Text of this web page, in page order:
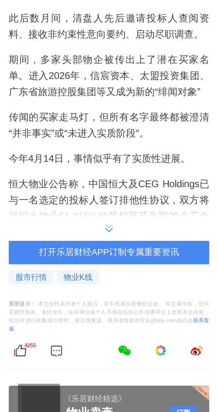
此后数月间，清盘人先后邀请投标人查阅资
料、接收非约束性意向要约、启动尽职调查。
期间，多家头部物企被传出上了潜在买家名
单。进入2026年，信宸资本、太盟投资集团、
广东省旅游控股集团等又成为新的“绯闻对象”
传闻的买家走马灯，但所有名字最终都被澄清
“并非事实”或“未进入实质阶段”。
今年4月14日，事情似乎有了实质性进展。
恒大物业公告称，中国恒大及CEG Holdings已
与一名选定的投标人签订排他性协议，双方将
就恒大物业51.016%的股权展开为期30个工作
彼时，市场普遍认为真正接盘人有望在5月揭
晓，广东旅控因与恒大物业在社区旅游服务等
然而，5月15日，排他性协议期满且未获延
长。虽然双方表示讨论仍在继续，但最终等来
的却是6月25日的终止公告。
差：
打开乐居财经APP订制专属重要资讯
股市行情 物业K线
重要提示：
本文仅代表作者个人观点，并不代表乐居财经立场。 本文著作权，归乐
居财经所有。未经允许，任何单位或个人不得在任何公开传播平台上使用本文内容；
经允许进行转载或引用时，请注明来源。联系请发邮件至ljcj@leju.com或点击联系客
服
4255
《乐居财经精选》